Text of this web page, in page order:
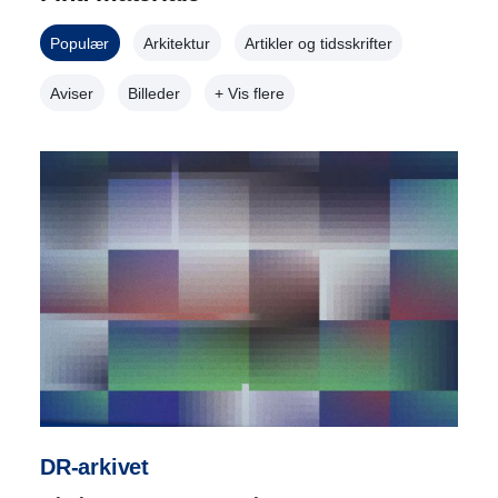
+ Vis flere
Populær Arkitektur Artikler og tidsskrifter
Aviser Billeder
DR-arkivet